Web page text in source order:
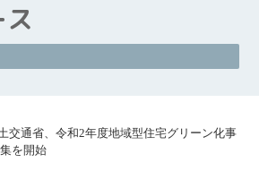
交通省、令和2年度地域型住宅グリーン化事
を開始